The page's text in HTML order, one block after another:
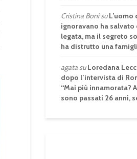
Cristina BonisuL’uomo
ignoravano ha salvato
legata, ma il segreto
ha distrutto una
agatasuLoredana
dopo l’intervista di
“Mai più innamorata?
sono passati 26 anni,